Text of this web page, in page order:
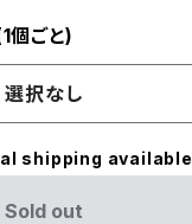
個ごと)
選択なし
shipping available
Sold out